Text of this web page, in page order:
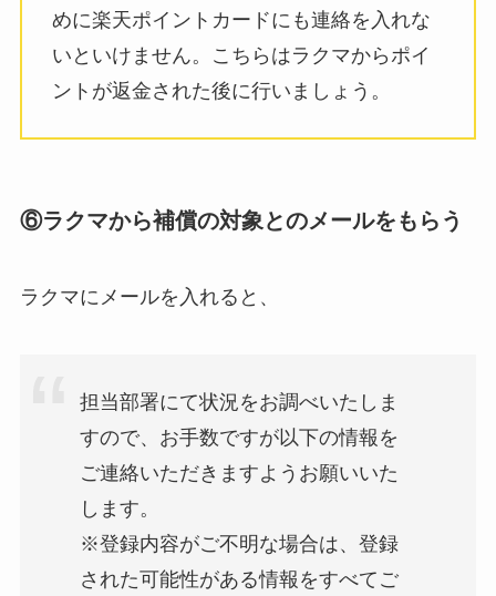
めに楽天ポイントカードにも連絡を入れな
いといけません。こちらはラクマからポイ
ントが返金された後に行いましょう。
⑥ラクマから補償の対象とのメールをもらう
ラクマにメールを入れると、
担当部署にて状況をお調べいたしま
すので、お手数ですが以下の情報を
ご連絡いただきますようお願いいた
します。
※登録内容がご不明な場合は、登録
された可能性がある情報をすべてご